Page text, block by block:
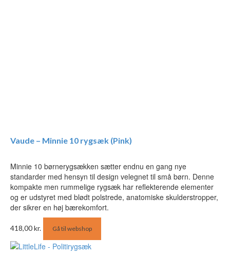
Vaude – Minnie 10 rygsæk (Pink)
Minnie 10 børnerygsækken sætter endnu en gang nye
standarder med hensyn til design velegnet til små børn. Denne
kompakte men rummelige rygsæk har reflekterende elementer
og er udstyret med blødt polstrede, anatomiske skulderstropper,
der sikrer en høj bærekomfort.
418,00kr. Gå til webshop